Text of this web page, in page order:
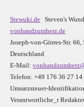
Stewuki.de Steven's
vonhandzumherz.de
Joseph-von-Görres-Str. 66,
Deutschland
E-Mail:
Telefon: +49 176 36 27
Umsatzsteuer-
Verantwortliche_r R